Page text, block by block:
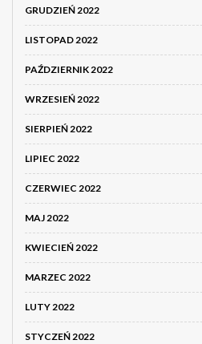
GRUDZIEŃ 2022
LISTOPAD 2022
PAŹDZIERNIK 2022
WRZESIEŃ 2022
SIERPIEŃ 2022
LIPIEC 2022
CZERWIEC 2022
MAJ 2022
KWIECIEŃ 2022
MARZEC 2022
LUTY 2022
STYCZEŃ 2022